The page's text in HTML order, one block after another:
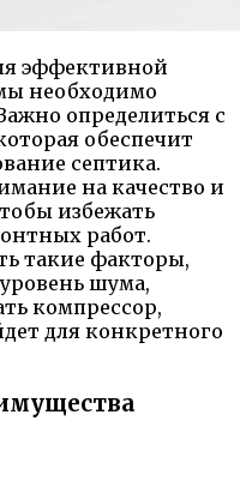
эффективной
необходимо
определиться с
обеспечит
септика.
на качество и
избежать
работ.
такие факторы,
шума,
компрессор,
для конкретного